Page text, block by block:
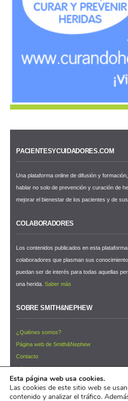
PACIENTESYCUIDADORES.COM
Una plataforma online de difusión y
hablar no solo de prevención y curación de
mejorar el bienestar de los pacientes y de sus
COLABORADORES
Los contenidos publicados en esta
colaboradores que plasman sus
puedan ser de interés para todas aquellas
una herida.Saber más
SOBRE SMITH&NEPHEW
¿Quiénes somos?
Página web de Smith&Nephew
Contacto
Términos y condiciones de uso
NEWSLETTER ¡Suscríbete ahora!
Esta página web usa cookies.
Las cookies de este sitio web se
contenido y analizar el tráfico.